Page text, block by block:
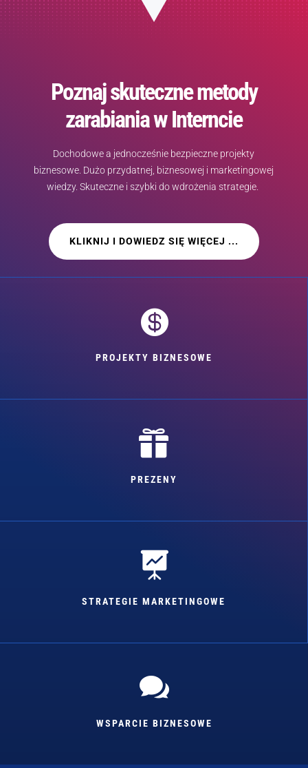
Poznaj skuteczne metody
zarabiania w Interncie
Dochodowe a jednocześnie bezpieczne projekty
biznesowe. Dużo przydatnej, biznesowej i marketingowej
wiedzy. Skuteczne i szybki do wdrożenia strategie.
KLIKNIJ I DOWIEDZ SIĘ WIĘCEJ ...

PROJEKTY BIZNESOWE

PREZENY

STRATEGIE MARKETINGOWE

WSPARCIE BIZNESOWE